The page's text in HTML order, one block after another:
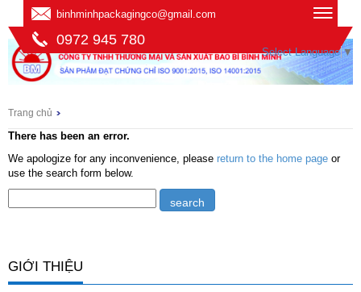
binhminhpackagingco@gmail.com
0972 945 780
Select Language ▼
Trang chủ
There has been an error.
We apologize for any inconvenience, please return to the home page or
use the search form below.
GIỚI THIỆU